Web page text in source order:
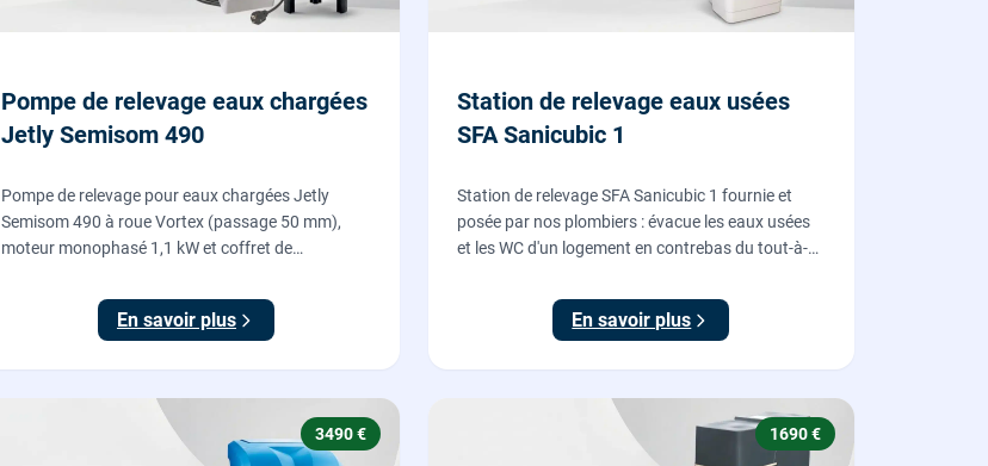
Pompe de relevage eaux chargées
Jetly Semisom 490
Pompe de relevage pour eaux chargées Jetly
Semisom 490 à roue Vortex (passage 50 mm),
moteur monophasé 1,1 kW et coffret de
sous-sol vers l'égout, fournie et posée par nos
En savoir plus
Station de relevage eaux usées
SFA Sanicubic 1
Station de relevage SFA Sanicubic 1 fournie et
posée par nos plombiers : évacue les eaux usées
et les WC d'un logement en contrebas du tout-à-
garantie 2 ans.
En savoir plus
3490 € 1690 €